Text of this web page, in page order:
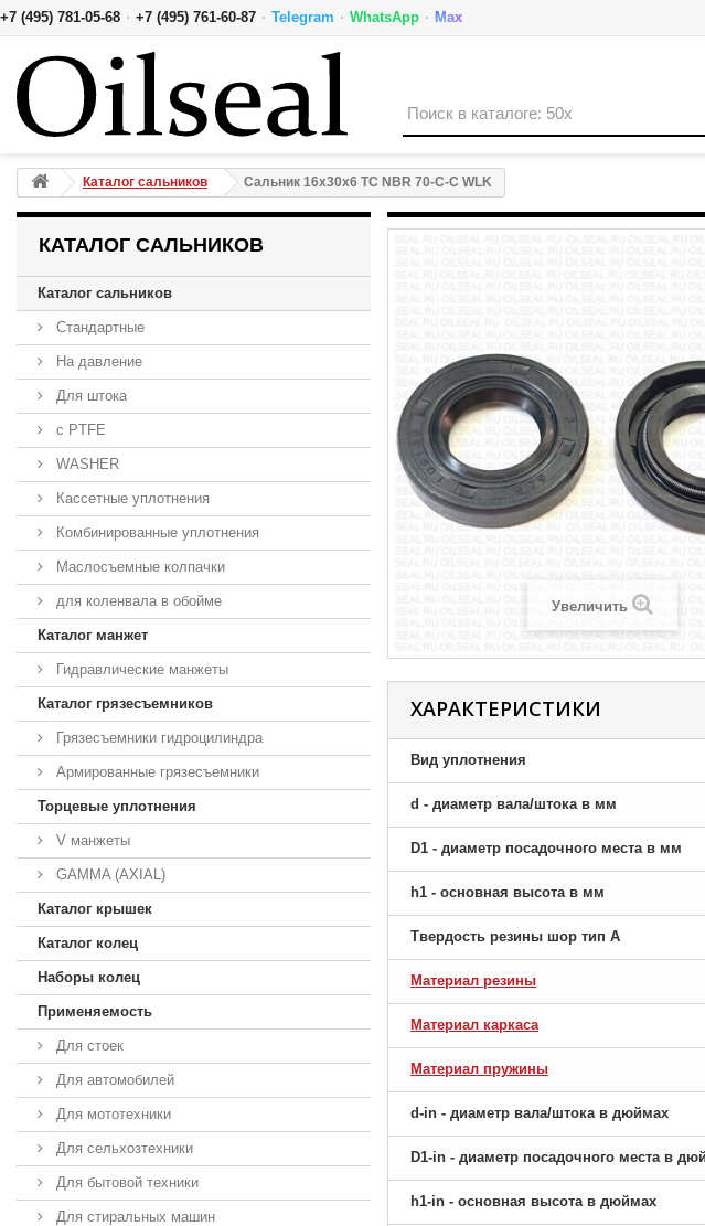
+7 (495) 781-05-68 · +7 (495) 761-60-87 · Telegram · WhatsApp · Max
Каталог сальников Сальник 16x30x6 TC NBR 70-C-C WLK
КАТАЛОГ САЛЬНИКОВ
Каталог сальников
Стандартные
На давление
Для штока
с PTFE
WASHER
Кассетные уплотнения
Комбинированные уплотнения
Маслосъемные колпачки
для коленвала в обойме
Каталог манжет
Гидравлические манжеты
Каталог грязесъемников
Грязесъемники гидроцилиндра
Армированные грязесъемники
Торцевые уплотнения
V манжеты
GAMMA (AXIAL)
Каталог крышек
Каталог колец
Наборы колец
Применяемость
Для стоек
Для автомобилей
Для мототехники
Для сельхозтехники
Для бытовой техники
Для стиральных машин
Увеличить
Сальник 16x30x6 TC NBR 70-C-C WLK
ХАРАКТЕРИСТИКИ
Вид уплотнения
d - диаметр вала/штока в мм
D1 - диаметр посадочного места в мм
h1 - основная высота в мм
Твердость резины шор тип A
Материал резины
Материал каркаса
Материал пружины
d-in - диаметр вала/штока в дюймах
D1-in - диаметр посадочного места в
h1-in - основная высота в дюймах